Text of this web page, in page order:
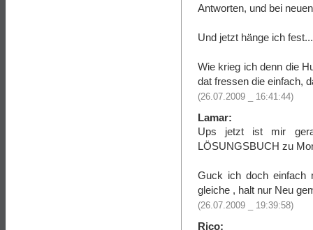
Antworten, und bei
Und jetzt hänge ich
Wie krieg ich denn die
dat fressen die einfach,
(26.07.2009 _ 16:41:44)
Lamar:
Ups jetzt ist mir
LÖSUNGSBUCH zu
Guck ich doch einfach
gleiche , halt nur Neu
(26.07.2009 _ 19:39:58)
Rico: